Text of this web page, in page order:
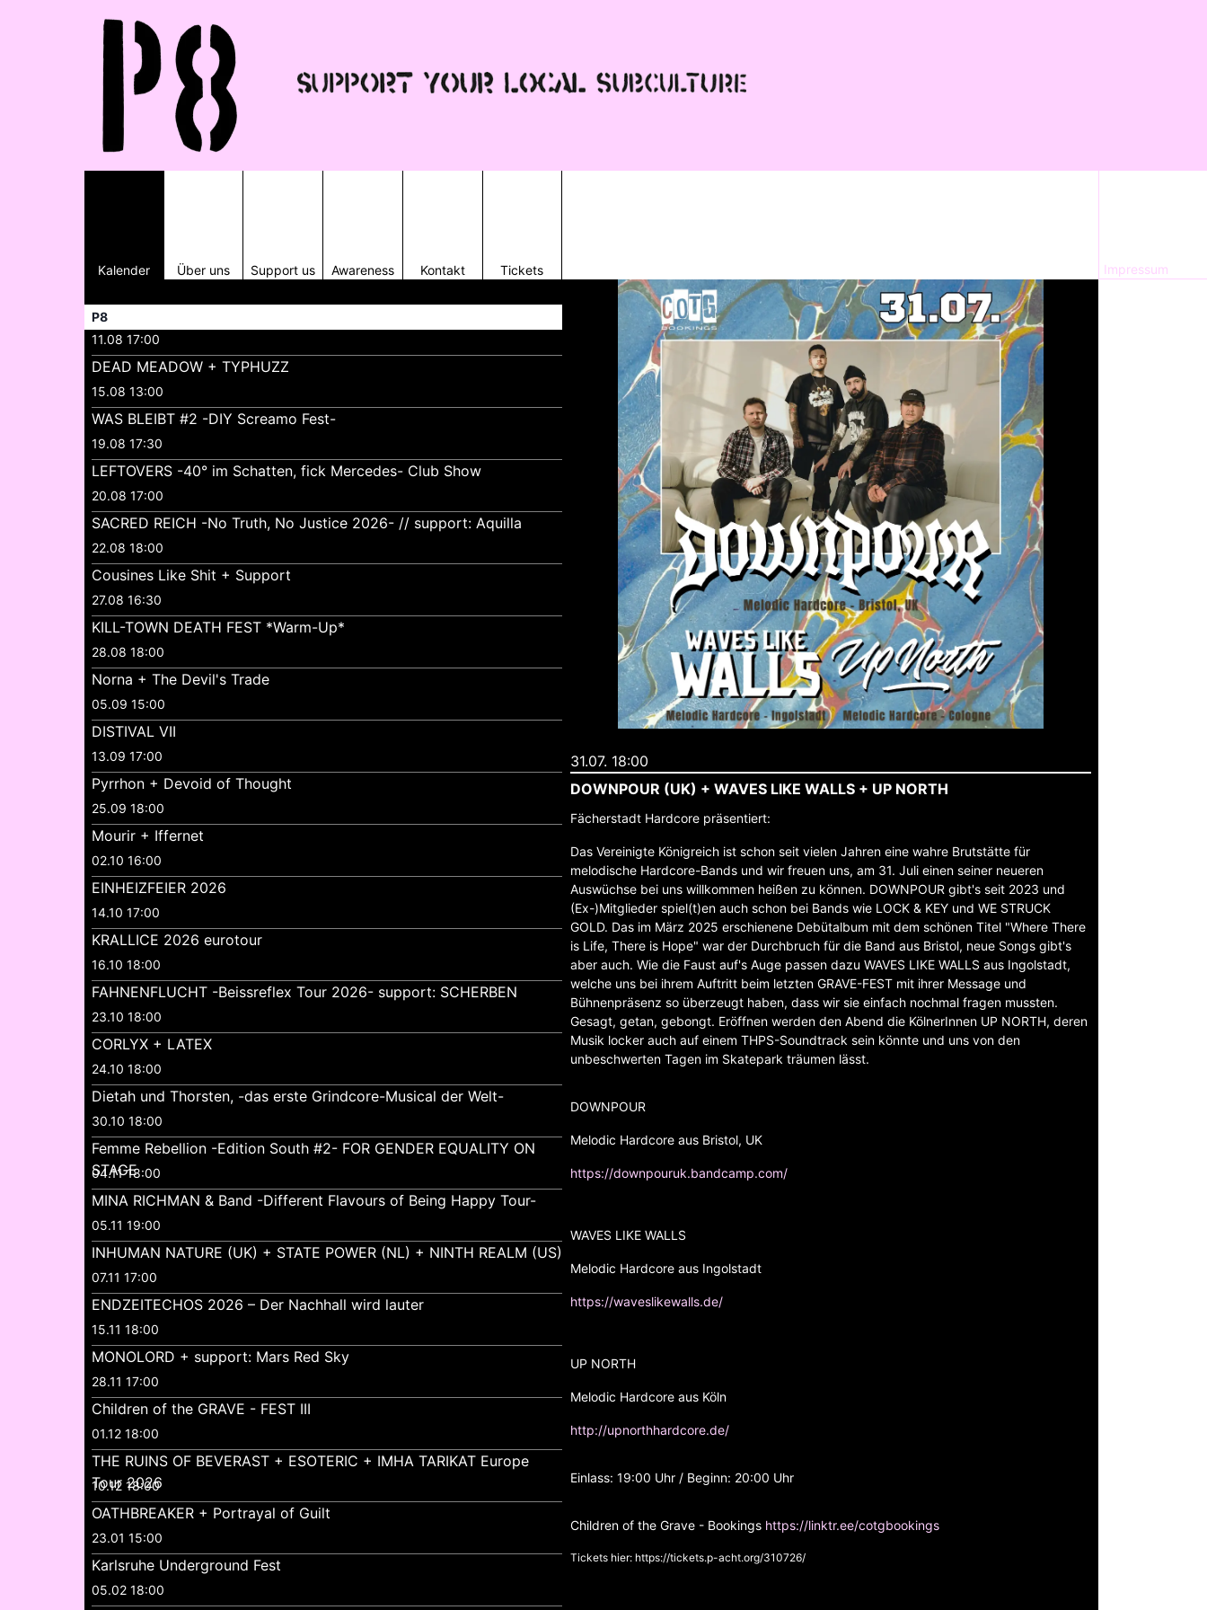
Kalender Über uns Support us Awareness Kontakt Tickets
P8
11.08 17:00
DEAD MEADOW + TYPHUZZ
15.08 13:00
WAS BLEIBT #2 -DIY Screamo Fest-
19.08 17:30
LEFTOVERS -40° im Schatten, fick Mercedes- Club Show
20.08 17:00
SACRED REICH -No Truth, No Justice 2026- // support: Aquilla
22.08 18:00
Cousines Like Shit + Support
27.08 16:30
KILL-TOWN DEATH FEST *Warm-Up*
28.08 18:00
Norna + The Devil's Trade
05.09 15:00
DISTIVAL VII
13.09 17:00
Pyrrhon + Devoid of Thought
25.09 18:00
Mourir + Iffernet
02.10 16:00
EINHEIZFEIER 2026
14.10 17:00
KRALLICE 2026 eurotour
16.10 18:00
FAHNENFLUCHT -Beissreflex Tour 2026- support: SCHERBEN
23.10 18:00
CORLYX + LATEX
24.10 18:00
Dietah und Thorsten, -das erste Grindcore-Musical der Welt-
30.10 18:00
Femme Rebellion -Edition South #2- FOR GENDER EQUALITY ON
STAGE
04.11 18:00
MINA RICHMAN & Band -Different Flavours of Being Happy Tour-
05.11 19:00
INHUMAN NATURE (UK) + STATE POWER (NL) + NINTH REALM (US)
07.11 17:00
ENDZEITECHOS 2026 – Der Nachhall wird lauter
15.11 18:00
MONOLORD + support: Mars Red Sky
28.11 17:00
Children of the GRAVE - FEST III
01.12 18:00
THE RUINS OF BEVERAST + ESOTERIC + IMHA TARIKAT Europe
Tour 2026
10.12 18:00
OATHBREAKER + Portrayal of Guilt
23.01 15:00
Karlsruhe Underground Fest
05.02 18:00
31.07. 18:00
DOWNPOUR (UK) + WAVES LIKE WALLS + UP NORTH
Fächerstadt Hardcore präsentiert:
Das Vereinigte Königreich ist schon seit vielen Jahren eine wahre Brutstätte für
melodische Hardcore-Bands und wir freuen uns, am 31. Juli einen seiner neueren
Auswüchse bei uns willkommen heißen zu können. DOWNPOUR gibt's seit 2023 und
(Ex-)Mitglieder spiel(t)en auch schon bei Bands wie LOCK & KEY und WE STRUCK
GOLD. Das im März 2025 erschienene Debütalbum mit dem schönen Titel "Where There
is Life, There is Hope" war der Durchbruch für die Band aus Bristol, neue Songs gibt's
aber auch. Wie die Faust auf's Auge passen dazu WAVES LIKE WALLS aus Ingolstadt,
welche uns bei ihrem Auftritt beim letzten GRAVE-FEST mit ihrer Message und
Bühnenpräsenz so überzeugt haben, dass wir sie einfach nochmal fragen mussten.
Gesagt, getan, gebongt. Eröffnen werden den Abend die KölnerInnen UP NORTH, deren
Musik locker auch auf einem THPS-Soundtrack sein könnte und uns von den
unbeschwerten Tagen im Skatepark träumen lässt.
DOWNPOUR
Melodic Hardcore aus Bristol, UK
https://downpouruk.bandcamp.com/
WAVES LIKE WALLS
Melodic Hardcore aus Ingolstadt
https://waveslikewalls.de/
UP NORTH
Melodic Hardcore aus Köln
http://upnorthhardcore.de/
Einlass: 19:00 Uhr / Beginn: 20:00 Uhr
Children of the Grave - Bookings https://linktr.ee/cotgbookings
Tickets hier: https://tickets.p-acht.org/310726/
Impressum